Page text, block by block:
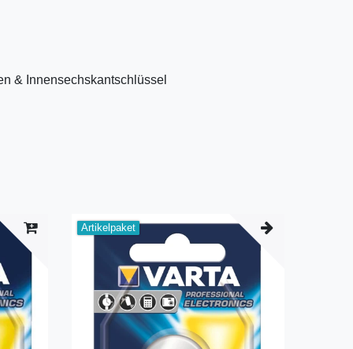
& Innensechskantschlüssel
Artikelpaket